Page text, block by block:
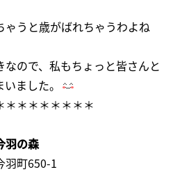
ゃうと歳がばれちゃうわよね
ので、私もちょっと皆さんと
ました。
＊＊＊＊＊＊＊＊
羽の森
羽町650-1